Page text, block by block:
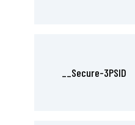
__Secure-3PSID